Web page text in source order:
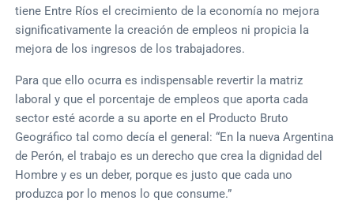
tiene Entre Ríos el crecimiento de la economía no mejora
significativamente la creación de empleos ni propicia la
mejora de los ingresos de los trabajadores.
Para que ello ocurra es indispensable revertir la matriz
laboral y que el porcentaje de empleos que aporta cada
sector esté acorde a su aporte en el Producto Bruto
Geográfico tal como decía el general: “En la nueva Argentina
de Perón, el trabajo es un derecho que crea la dignidad del
Hombre y es un deber, porque es justo que cada uno
produzca por lo menos lo que consume.”